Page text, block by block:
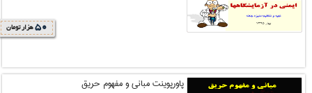
50 هزار تومان
پاورپوینت مبانی و مفهوم حریق